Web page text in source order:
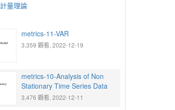
計量理論
metrics-11-VAR
3,359 觀看, 2022-12-19
metrics-10-Analysis of Non
Stationary Time Series Data
3,476 觀看, 2022-12-11